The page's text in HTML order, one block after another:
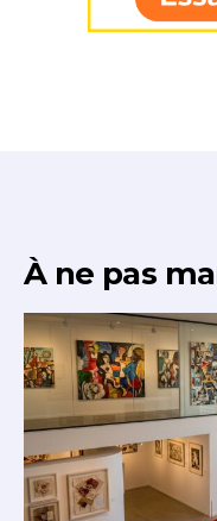
À ne pas